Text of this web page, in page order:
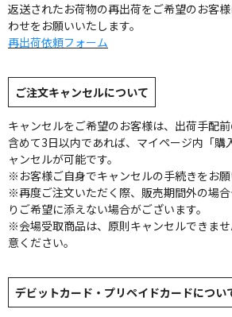
返送されたお荷物の再出荷をご希望のお客
わせをお願いいたします。
再出荷依頼フォーム
ご注文キャンセルについて
キャンセルをご希望のお客様は、出荷手配
含めて3日以内であれば、マイページ内「購
ャンセルが可能です。
※お客様ご自身でキャンセルの手続きをお願
※再度ご注文いただく際、販売期間外の場
りご希望に添えない場合がございます。
※会場受取商品は、原則キャンセルできま
意ください。
デビットカード・プリペイドカードについ